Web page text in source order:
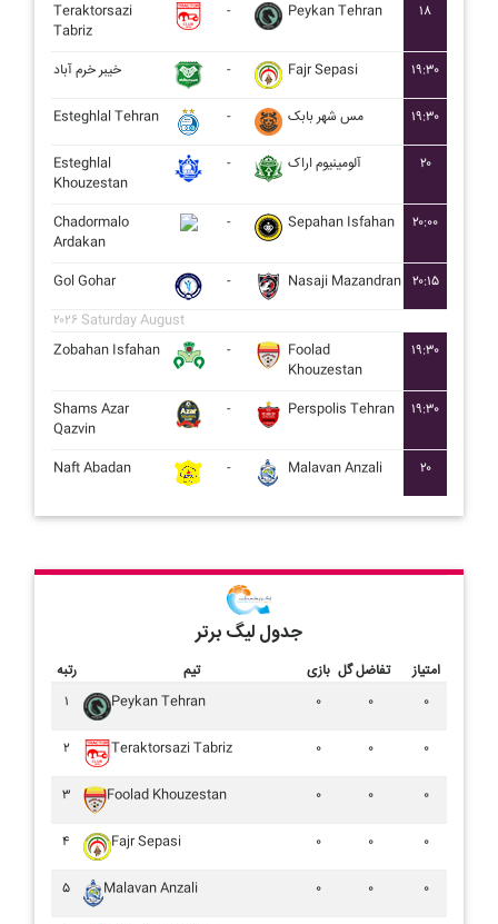
Teraktorsazi
Tabriz
- Peykan Tehran ۱۸
خيبر خرم آباد - Fajr Sepasi ۱۹:۳۰
Esteghlal Tehran - مس شهر بابک ۱۹:۳۰
Esteghlal
Khouzestan
- آلومينيوم اراک ۲۰
Chadormalo
Ardakan
- Sepahan Isfahan ۲۰:۰۰
Gol Gohar - Nasaji Mazandran ۲۰:۱۵
۲۰۲۶ Saturday August
Zobahan Isfahan
-
Foolad
Khouzestan
۱۹:۳۰
Shams Azar
Qazvin
- Perspolis Tehran ۱۹:۳۰
Naft Abadan - Malavan Anzali ۲۰
جدول لیگ برتر
رتبه تیم بازی تفاضل گل
امتیاز
۱
Peykan Tehran ۰ ۰ ۰
۲ Teraktorsazi Tabriz ۰ ۰ ۰
۳ Foolad Khouzestan ۰ ۰ ۰
۴ Fajr Sepasi ۰ ۰ ۰
۵ Malavan Anzali ۰ ۰ ۰